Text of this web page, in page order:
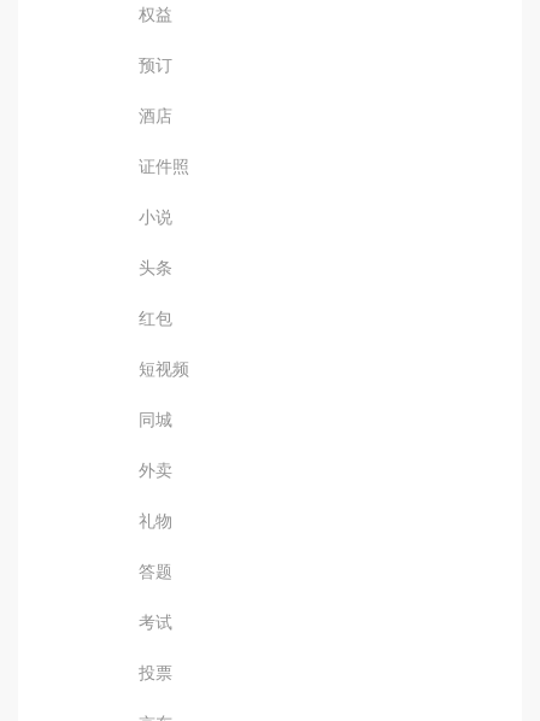
权益
预订
酒店
证件照
小说
头条
红包
短视频
同城
外卖
礼物
答题
考试
投票